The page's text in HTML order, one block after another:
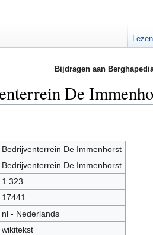
Bijdragen aan
De
Bedrijventerrein De Immenhorst
Bedrijventerrein De Immenhorst
1.323
17441
nl - Nederlands
wikitekst
Lezen